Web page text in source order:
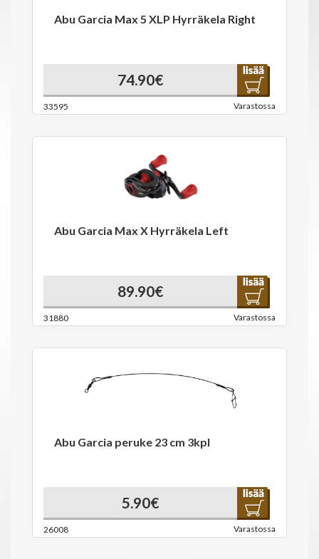
Abu Garcia Max 5 XLP Hyrräkela Right
74.90€
33595 Varastossa
Abu Garcia Max X Hyrräkela Left
89.90€
31880 Varastossa
Abu Garcia peruke 23 cm 3kpl
5.90€
26008 Varastossa